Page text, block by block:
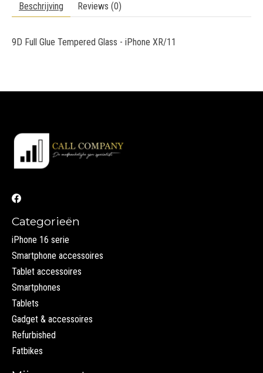
Beschrijving Reviews (0)
9D Full Glue Tempered Glass - iPhone XR/11
Categorieën
iPhone 16 serie
Smartphone accessoires
Tablet accessoires
Smartphones
Tablets
Gadget & accessoires
Refurbished
Fatbikes